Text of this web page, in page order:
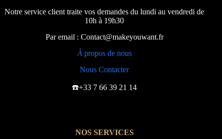
Notre service client traite vos demandes du lundi au vendredi de
10h à 19h30
Par email : Contact@makeyouwant.fr
À propos de nous
Nous Contacter
☎️+33 7 66 39 21 14
NOS SERVICES